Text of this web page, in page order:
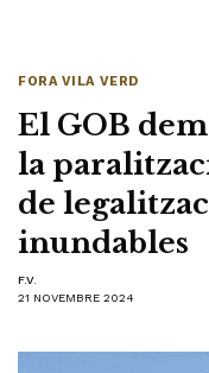
FORA VILA VERD
El GOB
la
de
inundables
F.V.
21 NOVEMBRE 2024